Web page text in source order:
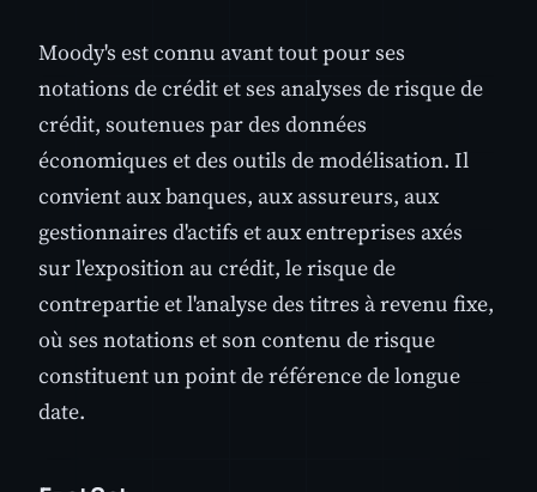
Moody's est connu avant tout pour ses
notations de crédit et ses analyses de risque de
crédit, soutenues par des données
économiques et des outils de modélisation. Il
convient aux banques, aux assureurs, aux
gestionnaires d'actifs et aux entreprises axés
sur l'exposition au crédit, le risque de
contrepartie et l'analyse des titres à revenu fixe,
où ses notations et son contenu de risque
constituent un point de référence de longue
date.